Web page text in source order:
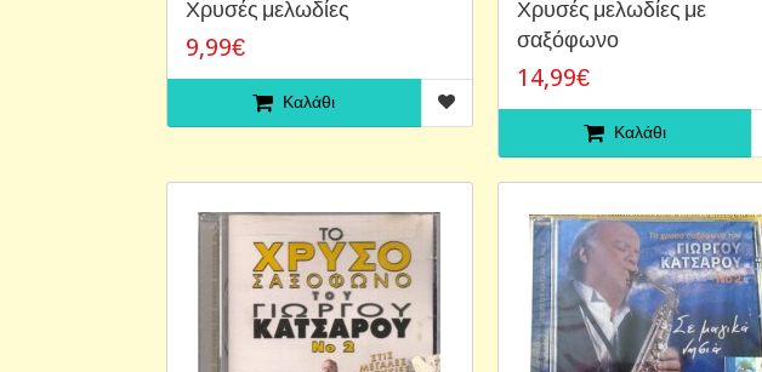
Χρυσές μελωδίες
9,99€
Καλάθι
Χρυσές μελωδίες με
σαξόφωνο
14,99€
Καλάθι